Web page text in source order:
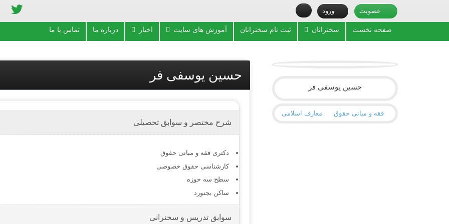
ورود عضویت
صفحه نخست سخنرانان ثبت نام سخنرانان آموزش های سایت اخبار درباره ما تماس با ما
حسین یوسفی فر
فقه و مبانی حقوق معارف اسلامی
حسین یوسفی فر
شرح مختصر و سوابق تحصیلی
دکتری فقه و مبانی حقوق
کارشناسی حقوق خصوصی
سطح سه حوزه
ساکن بجنورد
سوابق تدریس و سخنرانی